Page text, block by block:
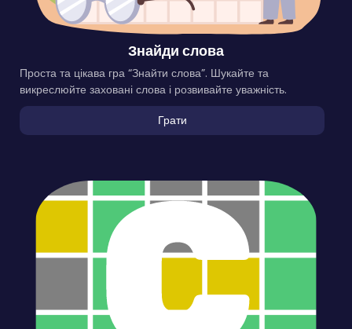
Знайди слова
Проста та цікава гра “Знайти слова”. Шукайте та
викреслюйте заховані слова і розвивайте уважність.
Грати